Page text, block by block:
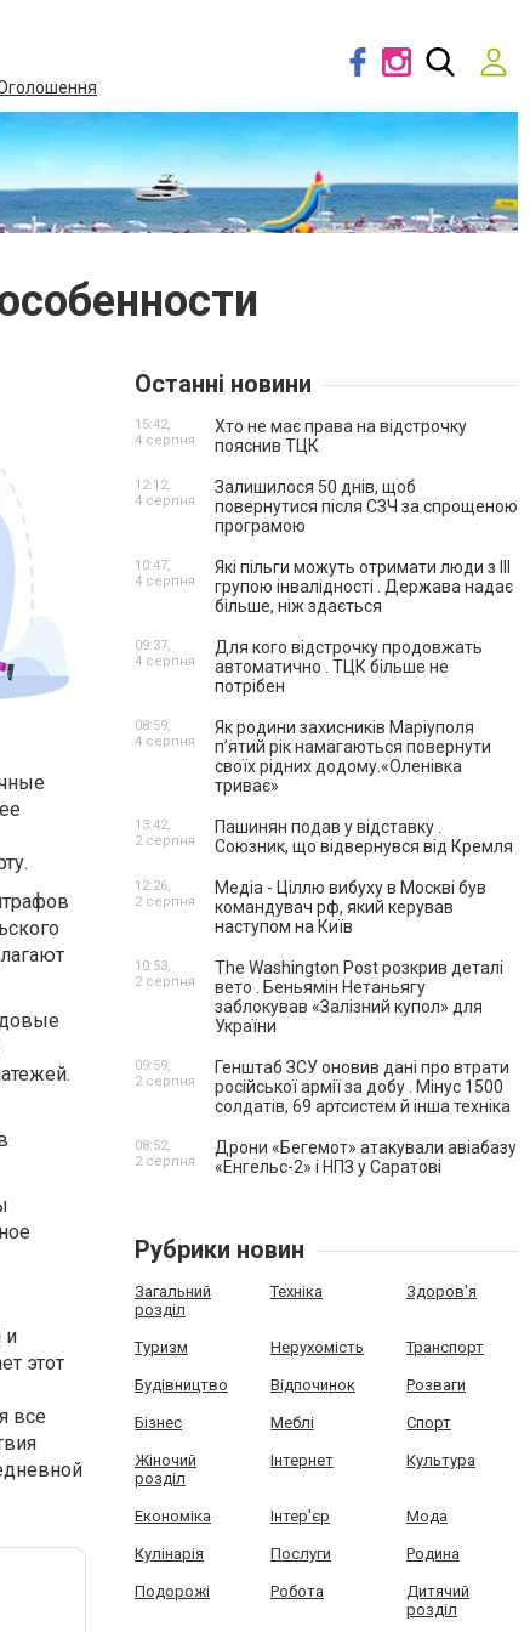
и
этот
все
Останні новини
Хто не має права на відстрочку
пояснив ТЦК
15:42,
4 серпня
Залишилося 50 днів, щоб
повернутися після СЗЧ за спрощеною
програмою
12:12,
4 серпня
Які пільги можуть отримати люди з III
групою інвалідності . Держава надає
більше, ніж здається
10:47,
4 серпня
Для кого відстрочку продовжать
автоматично . ТЦК більше не
потрібен
09:37,
4 серпня
Як родини захисників Маріуполя
пʼятий рік намагаються повернути
своїх рідних додому.«Оленівка
триває»
08:59,
4 серпня
Пашинян подав у відставку .
Союзник, що відвернувся від Кремля
13:42,
2 серпня
Медіа - Ціллю вибуху в Москві був
командувач рф, який керував
наступом на Київ
12:26,
2 серпня
The Washington Post розкрив деталі
вето . Беньямін Нетаньягу
заблокував «Залізний купол» для
України
10:53,
2 серпня
Генштаб ЗСУ оновив дані про втрати
російської армії за добу . Мінус 1500
солдатів, 69 артсистем й інша техніка
09:59,
2 серпня
Дрони «Бегемот» атакували авіабазу
«Енгельс-2» і НПЗ у Саратові
08:52,
2 серпня
Рубрики новин
Загальний
розділ
Техніка Здоров'я
Туризм Нерухомість Транспорт
Будівництво Відпочинок Розваги
Бізнес Меблі Спорт
Жіночий
розділ
Інтернет Культура
Економіка Інтер'єр Мода
Кулінарія Послуги Родина
Подорожі Робота
Дитячий
розділ